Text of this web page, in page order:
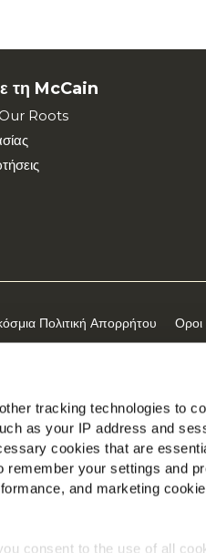
tracking technologies to
as your IP address and
cookies that are
remember your settings and
and marketing
consent to the use of all
τη McCain
Roots
Πολιτική Απορρήτου Οροι